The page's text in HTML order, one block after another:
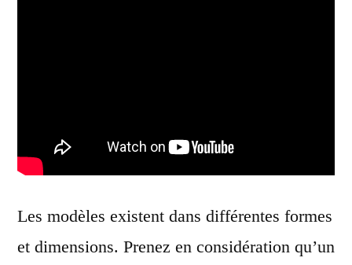
Les modèles existent dans différentes formes
et dimensions. Prenez en considération qu’un